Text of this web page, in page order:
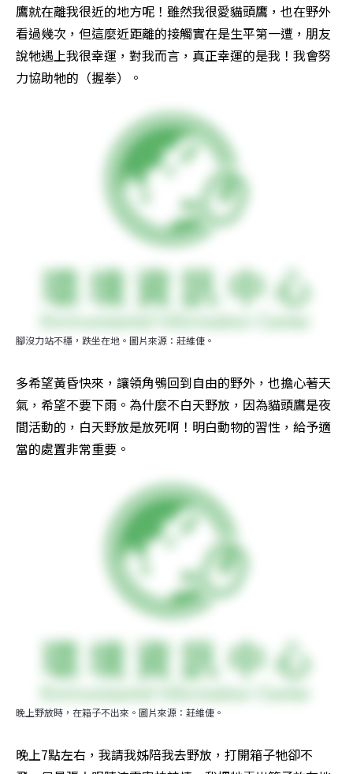
鷹就在離我很近的地方呢！雖然我很愛貓頭鷹，也在野外
看過幾次，但這麼近距離的接觸實在是生平第一遭，朋友
說牠遇上我很幸運，對我而言，真正幸運的是我！我會努
力協助牠的（握拳）。
腳沒力站不穩，跌坐在地。圖片來源：莊維倢。
多希望黃昏快來，讓領角鴞回到自由的野外，也擔心著天
氣，希望不要下雨。為什麼不白天野放，因為貓頭鷹是夜
間活動的，白天野放是放死啊！明白動物的習性，給予適
當的處置非常重要。
晚上野放時，在箱子不出來。圖片來源：莊維倢。
晚上7點左右，我請我姊陪我去野放，打開箱子牠卻不